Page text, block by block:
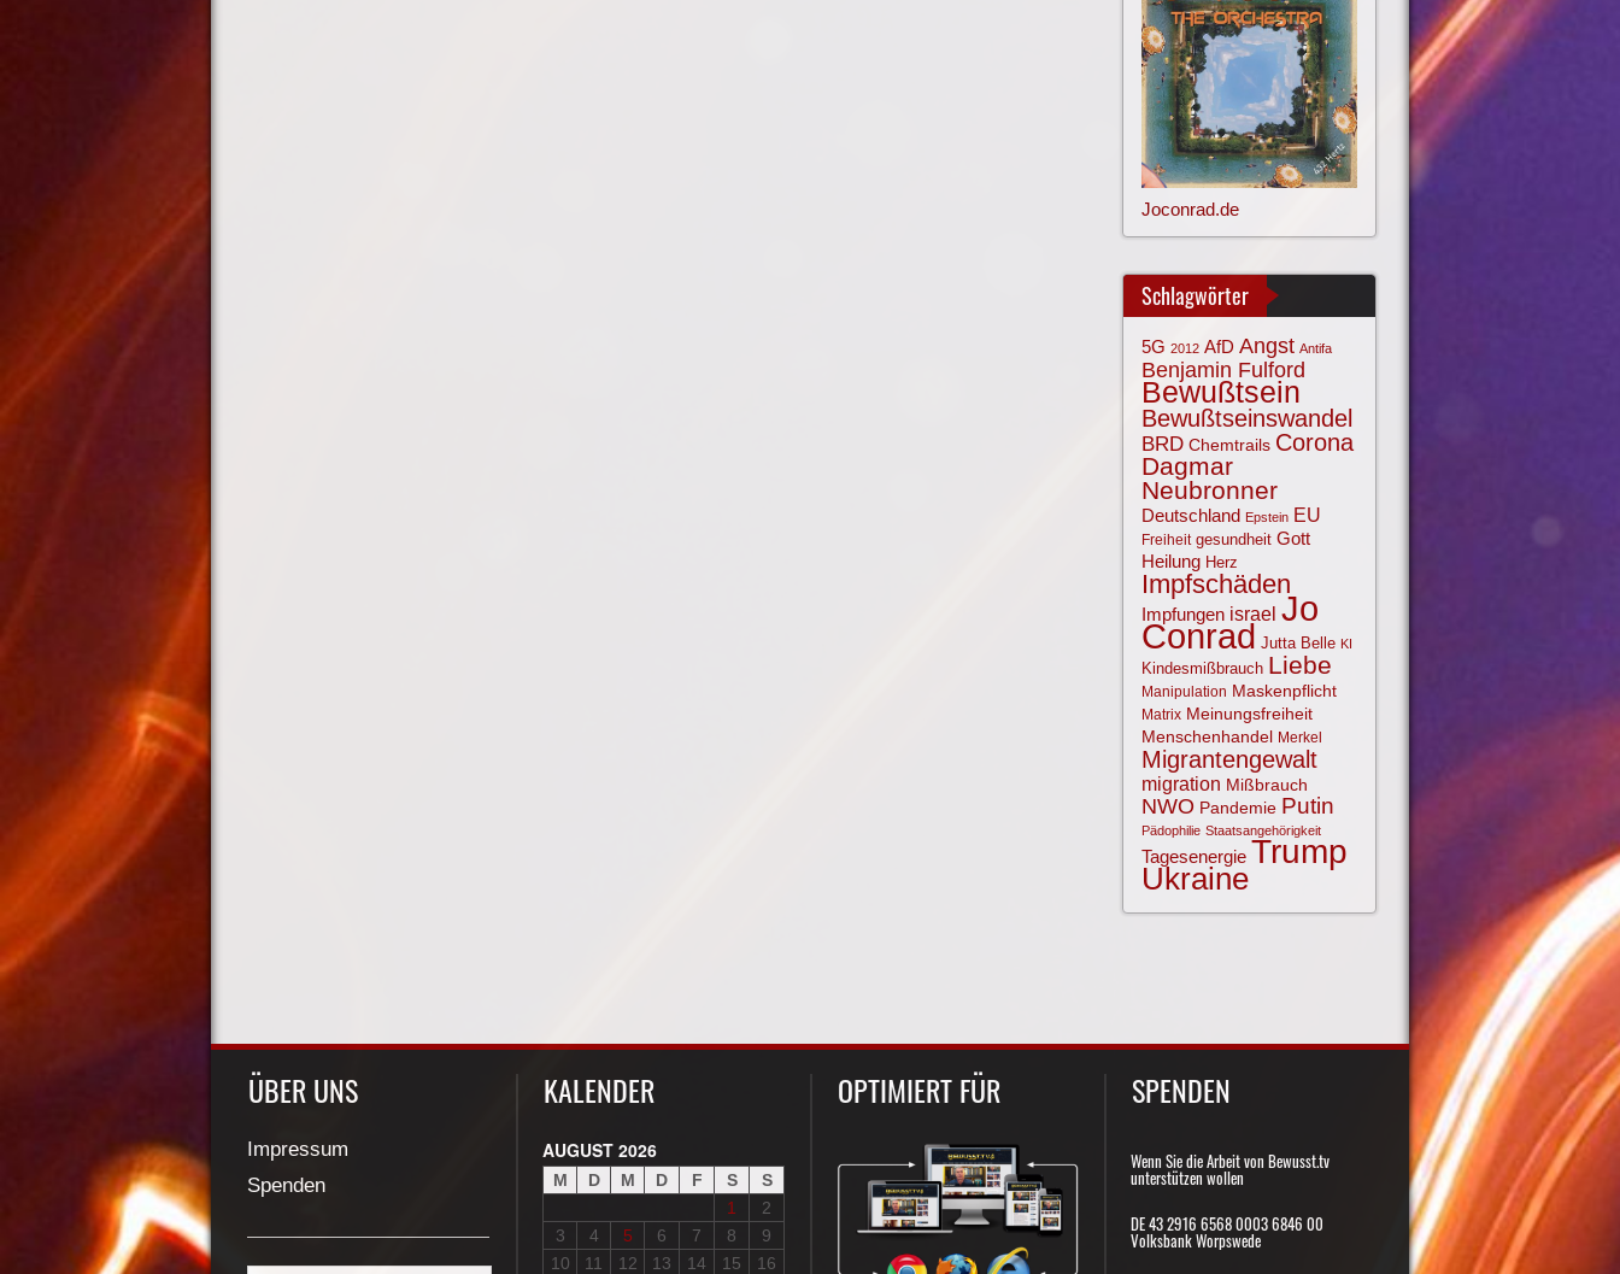
Joconrad.de
Schlagwörter
5G 2012 AfD Angst Antifa
Benjamin Fulford
Bewußtsein
Bewußtseinswandel
BRD Chemtrails Corona
Dagmar
Neubronner
Deutschland Epstein EU
Freiheit gesundheit Gott
Heilung Herz
Impfschäden
Impfungen israel Jo
Conrad Jutta Belle KI
Kindesmißbrauch Liebe
Manipulation Maskenpflicht
Matrix Meinungsfreiheit
Menschenhandel Merkel
Migrantengewalt
migration Mißbrauch
NWO Pandemie Putin
Pädophilie Staatsangehörigkeit
Tagesenergie Trump
Ukraine
ÜBER UNS
Impressum
Spenden
KALENDER
AUGUST 2026
M D M D F S
S
1
2
3
4 5 6 7 8
9
10
11 12 13 14 15 16
OPTIMIERT FÜR SPENDEN
Wenn Sie die Arbeit von Bewusst.tv
unterstützen wollen
DE 43 2916 6568 0003 6846 00
Volksbank Worpswede